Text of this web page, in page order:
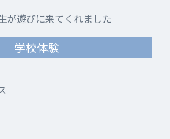
が遊びに来てくれました
学校体験